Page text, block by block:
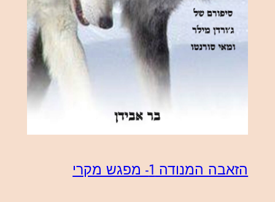
הזאבה המנודה 1- מפגש מקרי